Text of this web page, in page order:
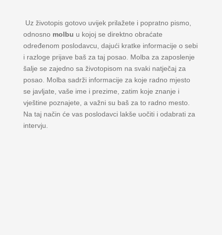
Uz životopis gotovo uvijek prilažete i popratno pismo,
odnosno molbu u kojoj se direktno obraćate
određenom poslodavcu, dajući kratke informacije o sebi
i razloge prijave baš za taj posao. Molba za zaposlenje
šalje se zajedno sa životopisom na svaki natječaj za
posao. Molba sadrži informacije za koje radno mjesto
se javljate, vaše ime i prezime, zatim koje znanje i
vještine poznajete, a važni su baš za to radno mesto.
Na taj način će vas poslodavci lakše uočiti i odabrati za
intervju.